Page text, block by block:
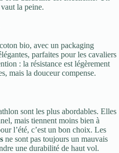
la peine.
bio, avec un packaging
parfaites pour les cavaliers
: la résistance est légèrement
mais la douceur compense.
sont les plus abordables. Elles
mais tiennent moins bien à
l’été, c’est un bon choix. Les
ne sont pas toujours un mauvais
une durabilité de haut vol.